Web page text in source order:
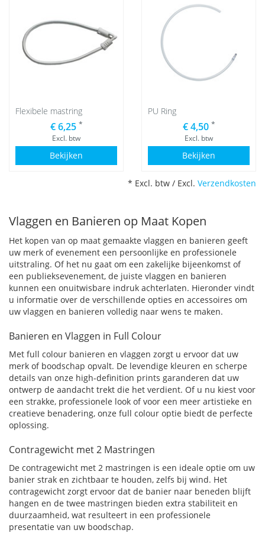
Flexibele mastring
€ 6,25 *
Excl. btw
Bekijken
PU Ring
€ 4,50 *
Excl. btw
Bekijken
* Excl. btw / Excl. Verzendkosten
Vlaggen en Banieren op Maat Kopen
Het kopen van op maat gemaakte vlaggen en banieren geeft
uw merk of evenement een persoonlijke en professionele
uitstraling. Of het nu gaat om een zakelijke bijeenkomst of
een publieksevenement, de juiste vlaggen en banieren
kunnen een onuitwisbare indruk achterlaten. Hieronder vindt
u informatie over de verschillende opties en accessoires om
uw vlaggen en banieren volledig naar wens te maken.
Banieren en Vlaggen in Full Colour
Met full colour banieren en vlaggen zorgt u ervoor dat uw
merk of boodschap opvalt. De levendige kleuren en scherpe
details van onze high-definition prints garanderen dat uw
ontwerp de aandacht trekt die het verdient. Of u nu kiest voor
een strakke, professionele look of voor een meer artistieke en
creatieve benadering, onze full colour optie biedt de perfecte
oplossing.
Contragewicht met 2 Mastringen
De contragewicht met 2 mastringen is een ideale optie om uw
banier strak en zichtbaar te houden, zelfs bij wind. Het
contragewicht zorgt ervoor dat de banier naar beneden blijft
hangen en de twee mastringen bieden extra stabiliteit en
duurzaamheid, wat resulteert in een professionele
presentatie van uw boodschap.